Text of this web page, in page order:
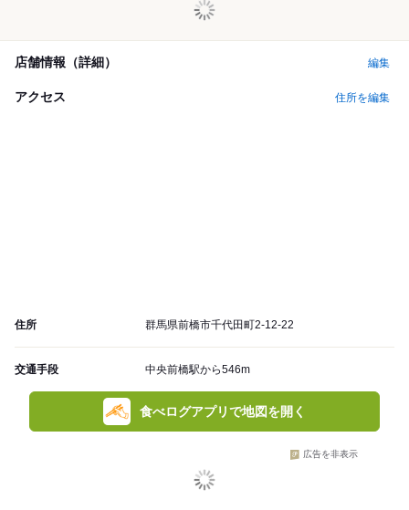
店舗情報（詳細） 編集
アクセス 住所を編集
住所 群馬県前橋市千代田町2-12-22
交通手段 中央前橋駅から546m
食べログアプリで地図を開く
広告を非表示